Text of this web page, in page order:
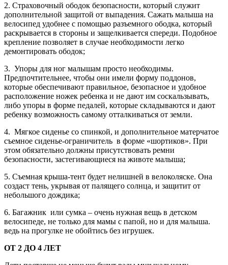
2. Страховочный ободок безопасности, который служит
дополнительной защитой от выпадения. Сажать малыша на
велосипед удобнее с помощью разъемного ободка, который
раскрывается в стороны и защелкивается спереди. Подобное
крепление позволяет в случае необходимости легко
демонтировать ободок;
3. Упоры для ног малышам просто необходимы.
Предпочтительнее, чтобы они имели форму поддонов,
которые обеспечивают правильное, безопасное и удобное
расположение ножек ребенка и не дают им соскальзывать,
либо упоры в форме педалей, которые складываются и дают
ребенку возможность самому отталкиваться от земли.
4. Мягкое сиденье со спинкой, и дополнительное матерчатое
съемное сиденье-ограничитель в форме «шортиков». При
этом обязательно должны присутствовать ремни
безопасности, застегивающиеся на животе малыша;
5. Съемная крыша-тент будет нелишней в велоколяске. Она
создаст тень, укрывая от палящего солнца, и защитит от
небольшого дождика;
6. Багажник или сумка – очень нужная вещь в детском
велосипеде, не только для мамы с папой, но и для малыша.
ведь на прогулке не обойтись без игрушек.
ОТ 2 ДО 4 ЛЕТ